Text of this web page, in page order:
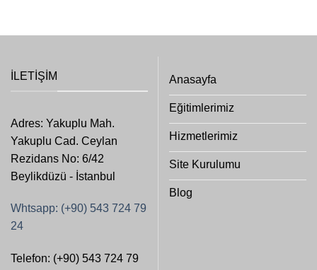
İLETIŞIM
Adres: Yakuplu Mah.
Yakuplu Cad. Ceylan
Rezidans No: 6/42
Beylikdüzü - İstanbul
Whtsapp: (+90) 543 724 79
24
Telefon: (+90) 543 724 79
Anasayfa
Eğitimlerimiz
Hizmetlerimiz
Site Kurulumu
Blog